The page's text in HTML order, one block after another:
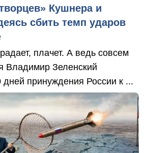
Кушнера и
сбить темп ударов
плачет. А ведь совсем
Владимир Зеленский
принуждения России к ...